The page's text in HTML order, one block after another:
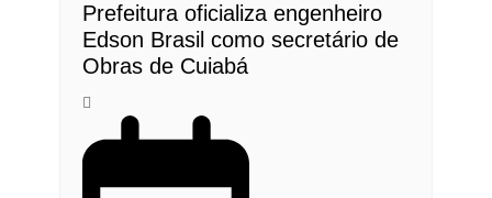
Prefeitura oficializa engenheiro
Edson Brasil como secretário de
Obras de Cuiabá